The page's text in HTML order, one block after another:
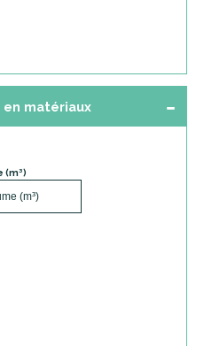
en matériaux
(m³)